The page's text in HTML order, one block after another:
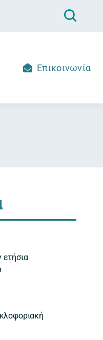
Επικοινωνία